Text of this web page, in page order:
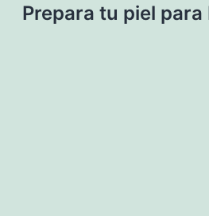
Prepara tu piel para